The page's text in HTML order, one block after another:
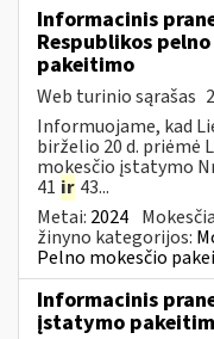
Informacinis
Respublikos
pakeitimo
Web turinio sąrašas
Informuojame, kad
birželio 20 d. priėmė
mokesčio įstatymo
41 ir 43...
Metai: 2024
žinyno kategorijos:
Pelno mokesčio
Informacinis
įstatymo